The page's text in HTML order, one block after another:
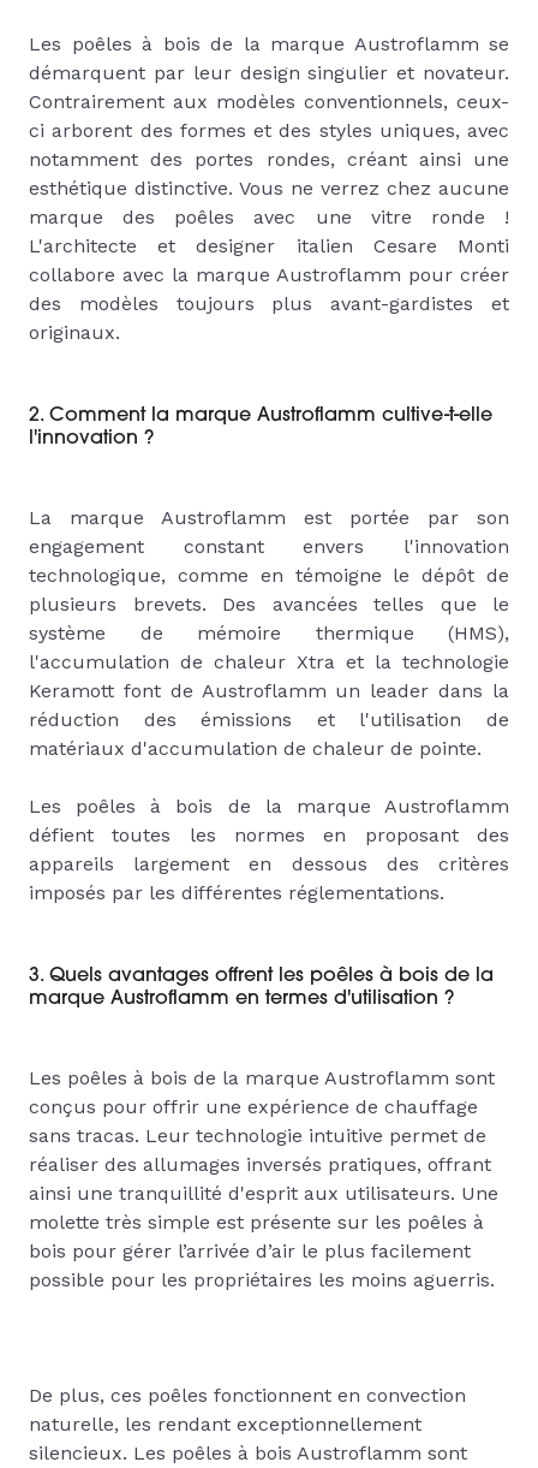
Les poêles à bois de la marque Austroflamm se
démarquent par leur design singulier et novateur.
Contrairement aux modèles conventionnels, ceux-
ci arborent des formes et des styles uniques, avec
notamment des portes rondes, créant ainsi une
esthétique distinctive. Vous ne verrez chez aucune
marque des poêles avec une vitre ronde !
L'architecte et designer italien Cesare Monti
collabore avec la marque Austroflamm pour créer
des modèles toujours plus avant-gardistes et
originaux.
2. Comment la marque Austroflamm cultive-t-elle
l'innovation ?
La marque Austroflamm est portée par son
engagement constant envers l'innovation
technologique, comme en témoigne le dépôt de
plusieurs brevets. Des avancées telles que le
système de mémoire thermique (HMS),
l'accumulation de chaleur Xtra et la technologie
Keramott font de Austroflamm un leader dans la
réduction des émissions et l'utilisation de
matériaux d'accumulation de chaleur de pointe.
Les poêles à bois de la marque Austroflamm
défient toutes les normes en proposant des
appareils largement en dessous des critères
imposés par les différentes réglementations.
3. Quels avantages offrent les poêles à bois de la
marque Austroflamm en termes d'utilisation ?
Les poêles à bois de la marque Austroflamm sont
conçus pour offrir une expérience de chauffage
sans tracas. Leur technologie intuitive permet de
réaliser des allumages inversés pratiques, offrant
ainsi une tranquillité d'esprit aux utilisateurs. Une
molette très simple est présente sur les poêles à
bois pour gérer l’arrivée d’air le plus facilement
possible pour les propriétaires les moins aguerris.
De plus, ces poêles fonctionnent en convection
naturelle, les rendant exceptionnellement
silencieux. Les poêles à bois Austroflamm sont